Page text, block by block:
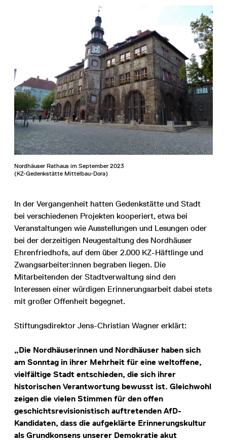
Nordhäuser Rathaus im September 2023
(KZ-Gedenkstätte Mittelbau-Dora)
In der Vergangenheit hatten Gedenkstätte und Stadt
bei verschiedenen Projekten kooperiert, etwa bei
Veranstaltungen wie Ausstellungen und Lesungen oder
bei der derzeitigen Neugestaltung des Nordhäuser
Ehrenfriedhofs, auf dem über 2.000 KZ-Häftlinge und
Zwangsarbeiter:innen begraben liegen. Die
Mitarbeitenden der Stadtverwaltung sind den
Interessen einer würdigen Erinnerungsarbeit dabei stets
mit großer Offenheit begegnet.
Stiftungsdirektor Jens-Christian Wagner erklärt:
„Die Nordhäuserinnen und Nordhäuser haben sich
am Sonntag in ihrer Mehrheit für eine weltoffene,
vielfältige Stadt entschieden, die sich ihrer
historischen Verantwortung bewusst ist. Gleichwohl
zeigen die vielen Stimmen für den offen
geschichtsrevisionistisch auftretenden AfD-
Kandidaten, dass die aufgeklärte Erinnerungskultur
als Grundkonsens unserer Demokratie akut